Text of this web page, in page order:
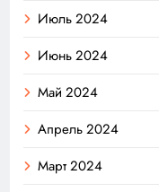
Июль 2024
Июнь 2024
Май 2024
Апрель 2024
Март 2024